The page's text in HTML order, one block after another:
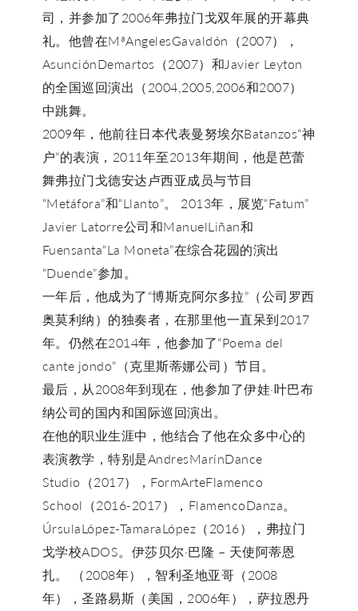
司，并参加了2006年弗拉门戈双年展的开幕典
礼。他曾在MªAngelesGavaldón（2007），
AsunciónDemartos（2007）和Javier Leyton
的全国巡回演出（2004,2005,2006和2007）
中跳舞。
2009年，他前往日本代表曼努埃尔Batanzos“神
户”的表演，2011年至2013年期间，他是芭蕾
舞弗拉门戈德安达卢西亚成员与节目
“Metáfora”和“Llanto”。 2013年，展览“Fatum”
Javier Latorre公司和ManuelLiñan和
Fuensanta“La Moneta”在综合花园的演出
“Duende”参加。
一年后，他成为了“博斯克阿尔多拉”（公司罗西
奥莫利纳）的独奏者，在那里他一直呆到2017
年。仍然在2014年，他参加了“Poema del
cante jondo”（克里斯蒂娜公司）节目。
最后，从2008年到现在，他参加了伊娃·叶巴布
纳公司的国内和国际巡回演出。
在他的职业生涯中，他结合了他在众多中心的
表演教学，特别是AndresMarínDance
Studio（2017），FormArteFlamenco
School（2016-2017），FlamencoDanza。
ÚrsulaLópez-TamaraLópez（2016），弗拉门
戈学校ADOS。伊莎贝尔·巴隆 – 天使阿蒂恩
扎。 （2008年），智利圣地亚哥（2008
年），圣路易斯（美国，2006年），萨拉恩丹